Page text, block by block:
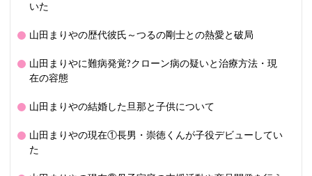
いた
山田まりやの歴代彼氏～つるの剛士との熱愛と破局
山田まりやに難病発覚?クローン病の疑いと治療方法・現
在の容態
山田まりやの結婚した旦那と子供について
山田まりやの現在①長男・崇徳くんが子役デビューしてい
た